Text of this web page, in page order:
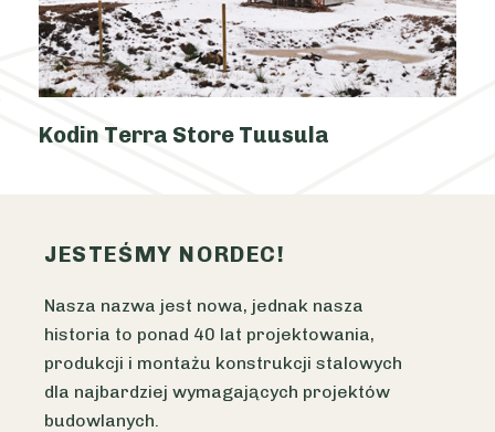
Kodin Terra Store Tuusula
JESTEŚMY NORDEC!
Nasza nazwa jest nowa, jednak nasza
historia to ponad 40 lat projektowania,
produkcji i montażu konstrukcji stalowych
dla najbardziej wymagających projektów
budowlanych.